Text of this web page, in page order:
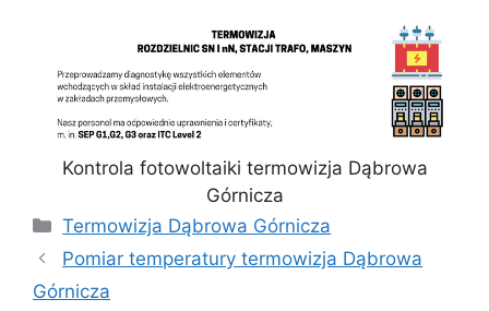
Kontrola fotowoltaiki termowizja Dąbrowa
Górnicza
Kategorie
Termowizja Dąbrowa Górnicza
Pomiar temperatury termowizja Dąbrowa
Górnicza